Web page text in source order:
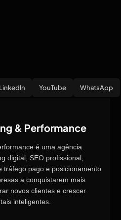
LinkedIn YouTube WhatsApp
& Performance
é uma agência
digital, SEO profissional,
tráfego pago e posicionamento
a conquistarem mais
novos clientes e crescer
inteligentes.